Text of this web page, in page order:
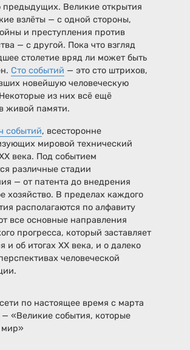
предыдущих. Великие открытия
взлёты — с одной стороны,
и преступления против
— с другой. Пока что взгляд
столетие вряд ли может быть
Сто событий — это сто штрихов,
новейшую человеческую
из них всё ещё
живой памяти.
событий, всесторонне
мировой технический
века. Под событием
различные стадии
— от патента до внедрения
хозяйство. В пределах каждого
располагаются по алфавиту
все основные направления
прогресса, который заставляет
и об итогах XX века, и о далеко
человеческой
по настоящее время с марта
— «Великие события, которые
мир»